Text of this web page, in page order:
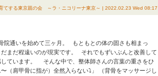
てする東京親の会 ～ラ・ニコリーナ東京～ | 2022.02.23 Wed 08:17
院通いを始めて三ヶ月。 もともとの体の固さも相まっ
まだ程遠いのが現実です。 それでもずいぶんと改善して
ています。 そんな中で、整体師さんの言葉の重さをひ
（肩甲骨に指が）全然入らない⤵︎」 （背骨をマッサージし